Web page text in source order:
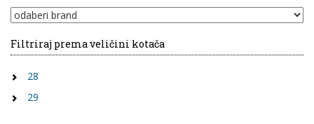
Filtriraj prema veličini kotača
28
29